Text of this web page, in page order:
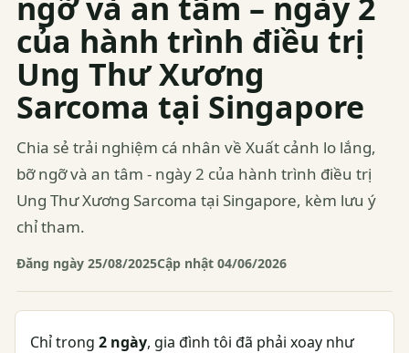
của hành trình điều trị
Ung Thư Xương
Sarcoma tại Singapore
Chia sẻ trải nghiệm cá nhân về Xuất cảnh lo lắng,
bỡ ngỡ và an tâm - ngày 2 của hành trình điều trị
Ung Thư Xương Sarcoma tại Singapore, kèm lưu ý
chỉ tham.
Đăng ngày 25/08/2025Cập nhật 04/06/2026
Chỉ trong 2 ngày, gia đình tôi đã phải xoay như